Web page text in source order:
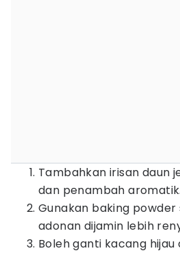
Tambahkan irisan daun
dan penambah aromatik.
Gunakan baking
adonan dijamin lebih
Boleh ganti kacang